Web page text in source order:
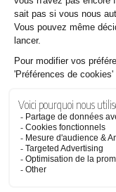
Carrières
Le chef monteur
monteur. Ce métier,
stressant sur le long
très courts qu’il doit
simples avec le